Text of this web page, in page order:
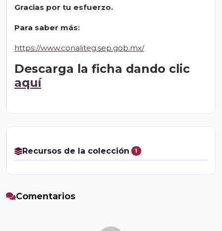
Gracias por tu esfuerzo.
Para saber más:
https://www.conaliteg.sep.gob.mx/
Descarga la ficha dando clic
aquí
Recursos de la colección 1
Comentarios